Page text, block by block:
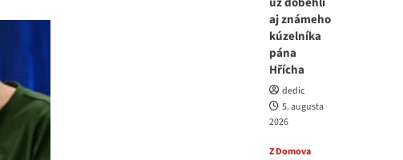
aj známeho
kúzelníka
pána
Hřícha
dedic
5. augusta
2026
Z Domova